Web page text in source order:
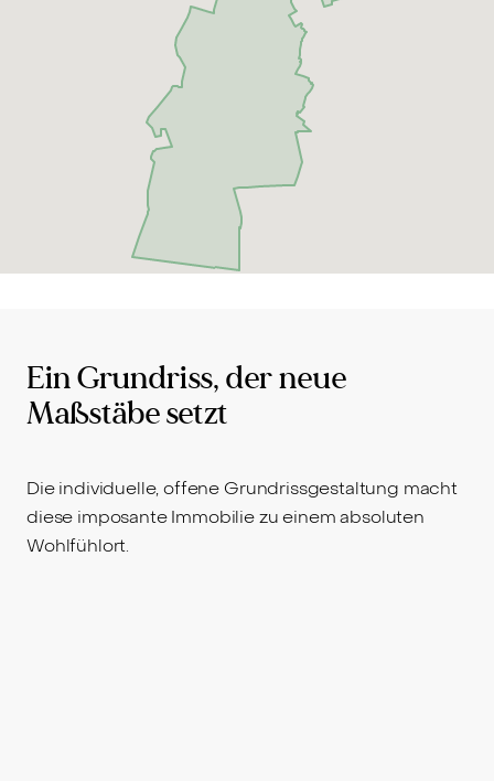
dafür, dass Arbeitnehmer von Rissen aus bequem
und schnell ihre Arbeitsstelle erreichen können und
sich gleichzeitig darauf freuen können, abends in
eine grüne Oase am Rande der Stadt
zurückzukehren. Der Erwerb einer Immobilie in
Hamburg-Rissen ist dank der aktuellen
Immobilienmarktentwicklung eine Investition in die
Zukunft. Hamburg-Rissen ist ein Stadtteil, der
seinen eigenen Charme hat und aus vielen
Ein Grundriss, der neue
Maßstäbe setzt
Die individuelle, offene Grundrissgestaltung macht
diese imposante Immobilie zu einem absoluten
Wohlfühlort.